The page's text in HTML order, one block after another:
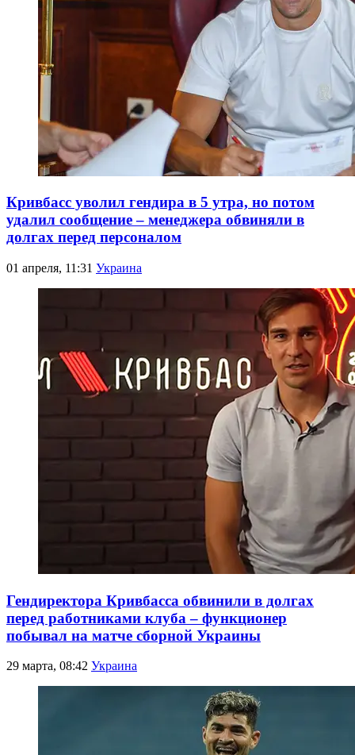
Кривбасс уволил гендира в 5 утра, но потом
удалил сообщение – менеджера обвиняли в
долгах перед персоналом
01 апреля, 11:31 Украина
Гендиректора Кривбасса обвинили в долгах
перед работниками клуба – функционер
побывал на матче сборной Украины
29 марта, 08:42 Украина